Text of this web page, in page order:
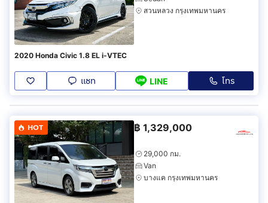
สวนหลวง กรุงเทพมหานคร
2020 Honda Civic 1.8 EL i-VTEC
แชท LINE โทร
HOT ฿ 1,329,000
29,000 กม.
Van
บางแค กรุงเทพมหานคร